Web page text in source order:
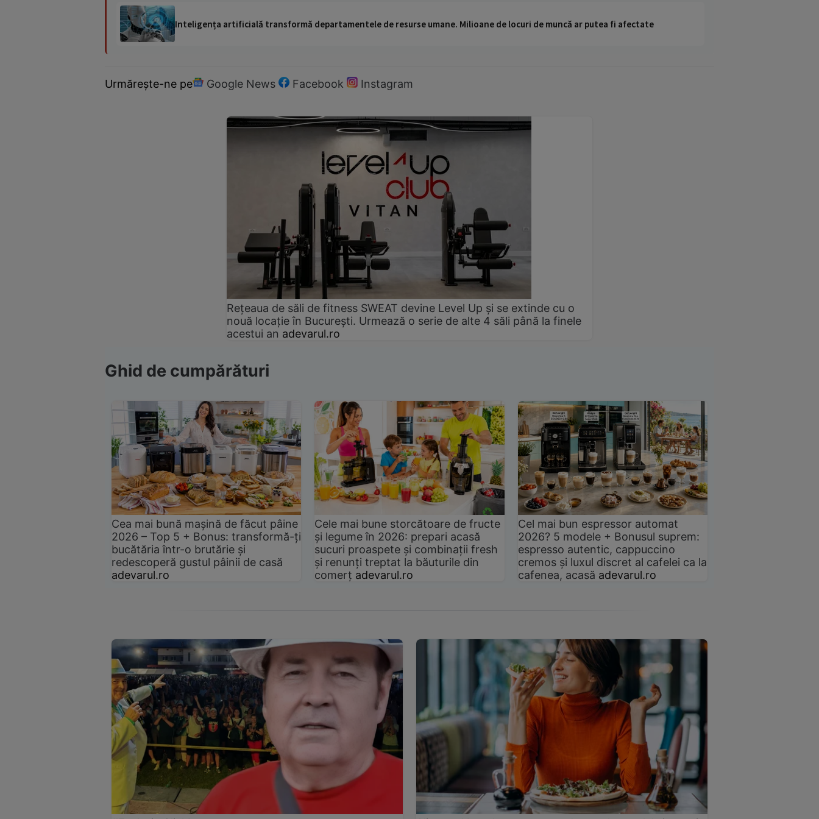
Inteligența artificială transformă departamentele de resurse umane. Milioane de locuri de muncă ar putea fi afectate
Urmărește-ne pe Google News Facebook Instagram
Rețeaua de săli de fitness SWEAT devine Level Up și se extinde cu o
nouă locație în București. Urmează o serie de alte 4 săli până la finele
acestui an adevarul.ro
Ghid de cumpărături
Cea mai bună mașină de făcut pâine
2026 – Top 5 + Bonus: transformă-ți
bucătăria într-o brutărie și
redescoperă gustul pâinii de casă
adevarul.ro
Cele mai bune storcătoare de fructe
și legume în 2026: prepari acasă
sucuri proaspete și combinații fresh
și renunți treptat la băuturile din
comerț adevarul.ro
Cel mai bun espressor automat
2026? 5 modele + Bonusul suprem:
espresso autentic, cappuccino
cremos și luxul discret al cafelei ca la
cafenea, acasă adevarul.ro